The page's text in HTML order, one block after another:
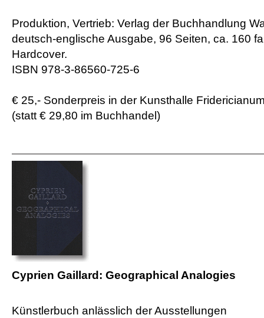
Produktion, Vertrieb: Verlag der Buchhandlung
deutsch-englische Ausgabe, 96 Seiten, ca. 160
Hardcover.
ISBN 978-3-86560-725-6
€ 25,- Sonderpreis in der Kunsthalle
(statt € 29,80 im Buchhandel)
Cyprien Gaillard: Geographical Analogies
Künstlerbuch anlässlich der Ausstellungen